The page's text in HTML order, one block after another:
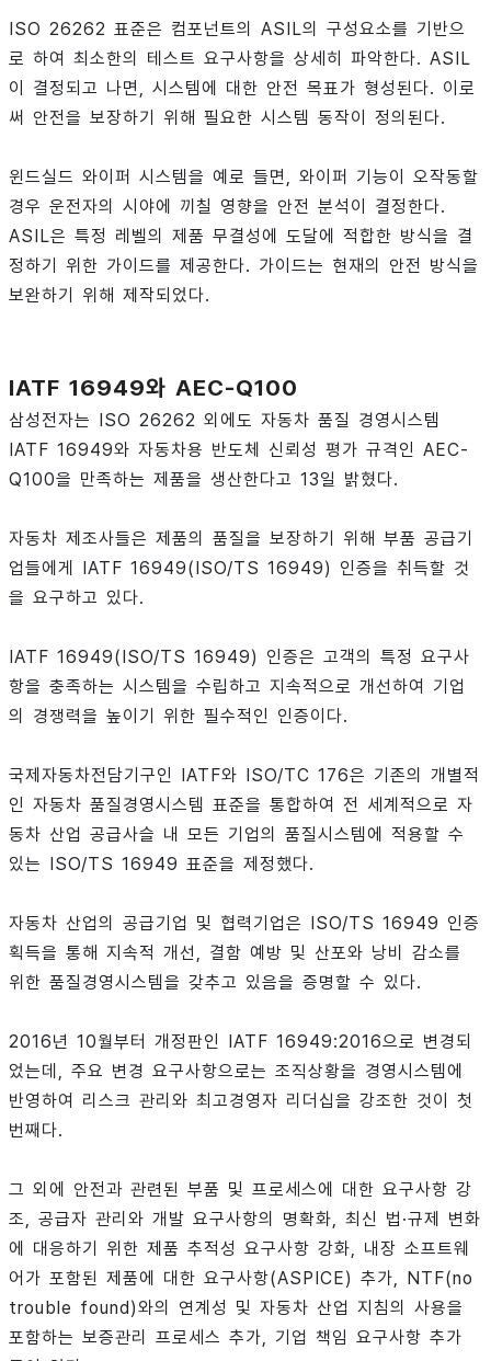
ISO 26262 표준은 컴포넌트의 ASIL의 구성요소를 기반으
로 하여 최소한의 테스트 요구사항을 상세히 파악한다. ASIL
이 결정되고 나면, 시스템에 대한 안전 목표가 형성된다. 이로
써 안전을 보장하기 위해 필요한 시스템 동작이 정의된다.
윈드실드 와이퍼 시스템을 예로 들면, 와이퍼 기능이 오작동할
경우 운전자의 시야에 끼칠 영향을 안전 분석이 결정한다.
ASIL은 특정 레벨의 제품 무결성에 도달에 적합한 방식을 결
정하기 위한 가이드를 제공한다. 가이드는 현재의 안전 방식을
보완하기 위해 제작되었다.
IATF 16949와 AEC-Q100
삼성전자는 ISO 26262 외에도 자동차 품질 경영시스템
IATF 16949와 자동차용 반도체 신뢰성 평가 규격인 AEC-
Q100을 만족하는 제품을 생산한다고 13일 밝혔다.
자동차 제조사들은 제품의 품질을 보장하기 위해 부품 공급기
업들에게 IATF 16949(ISO/TS 16949) 인증을 취득할 것
을 요구하고 있다.
IATF 16949(ISO/TS 16949) 인증은 고객의 특정 요구사
항을 충족하는 시스템을 수립하고 지속적으로 개선하여 기업
의 경쟁력을 높이기 위한 필수적인 인증이다.
국제자동차전담기구인 IATF와 ISO/TC 176은 기존의 개별적
인 자동차 품질경영시스템 표준을 통합하여 전 세계적으로 자
동차 산업 공급사슬 내 모든 기업의 품질시스템에 적용할 수
있는 ISO/TS 16949 표준을 제정했다.
자동차 산업의 공급기업 및 협력기업은 ISO/TS 16949 인증
획득을 통해 지속적 개선, 결함 예방 및 산포와 낭비 감소를
위한 품질경영시스템을 갖추고 있음을 증명할 수 있다.
2016년 10월부터 개정판인 IATF 16949:2016으로 변경되
었는데, 주요 변경 요구사항으로는 조직상황을 경영시스템에
반영하여 리스크 관리와 최고경영자 리더십을 강조한 것이 첫
번째다.
그 외에 안전과 관련된 부품 및 프로세스에 대한 요구사항 강
조, 공급자 관리와 개발 요구사항의 명확화, 최신 법·규제 변화
에 대응하기 위한 제품 추적성 요구사항 강화, 내장 소프트웨
어가 포함된 제품에 대한 요구사항(ASPICE) 추가, NTF(no
trouble found)와의 연계성 및 자동차 산업 지침의 사용을
포함하는 보증관리 프로세스 추가, 기업 책임 요구사항 추가